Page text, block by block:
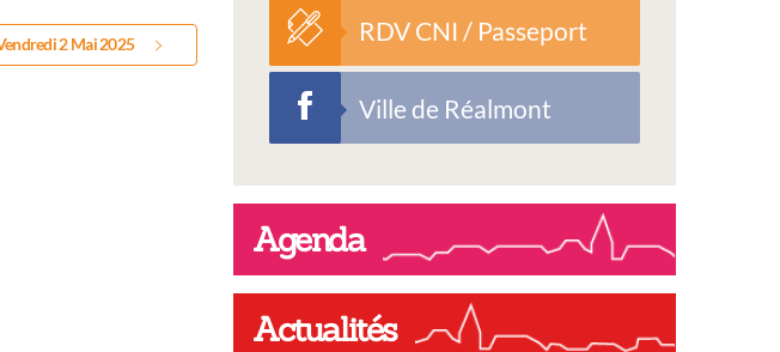
2 Mai 2025 RDV CNI / Passeport
Ville de Réalmont
Agenda
Actualités